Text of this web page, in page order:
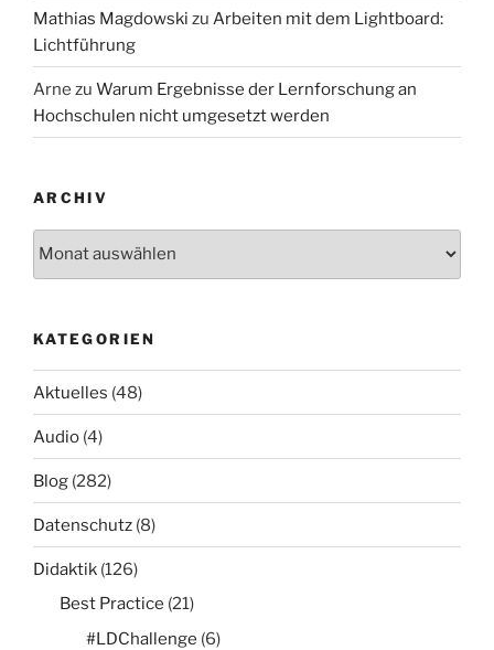
Mathias Magdowski zu Arbeiten mit dem Lightboard:
Lichtführung
Arne zu Warum Ergebnisse der Lernforschung an
Hochschulen nicht umgesetzt werden
ARCHIV
KATEGORIEN
Aktuelles (48)
Audio (4)
Blog (282)
Datenschutz (8)
Didaktik (126)
Best Practice (21)
#LDChallenge (6)